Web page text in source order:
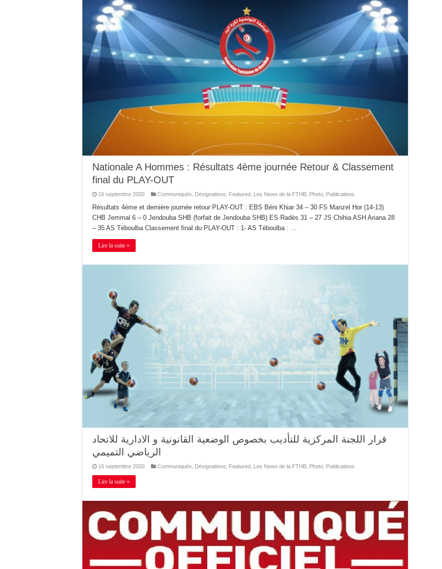
Nationale A Hommes : Résultats 4ème journée Retour & Classement
final du PLAY-OUT
16 septembre 2020 Communiqués Désignations Featured Les News de la FTHB Photo Publications
Résultats 4ème et dernière journée retour PLAY-OUT : EBS Béni Khiar 34 – 30 FS Manzel Hor (14-13)
CHB Jemmal 6 – 0 Jendouba SHB (forfait de Jendouba SHB) ES Radès 31 – 27 JS Chihia ASH Ariana 28
– 35 AS Téboulba Classement final du PLAY-OUT : 1- AS Téboulba : …
Lire la suite »
قرار اللجنة المركزية للتأديب بخصوص الوضعية القانونية و الادارية للاتحاد
الرياضي التميمي
16 septembre 2020 Communiqués Désignations Featured Les News de la FTHB Photo Publications
Lire la suite »